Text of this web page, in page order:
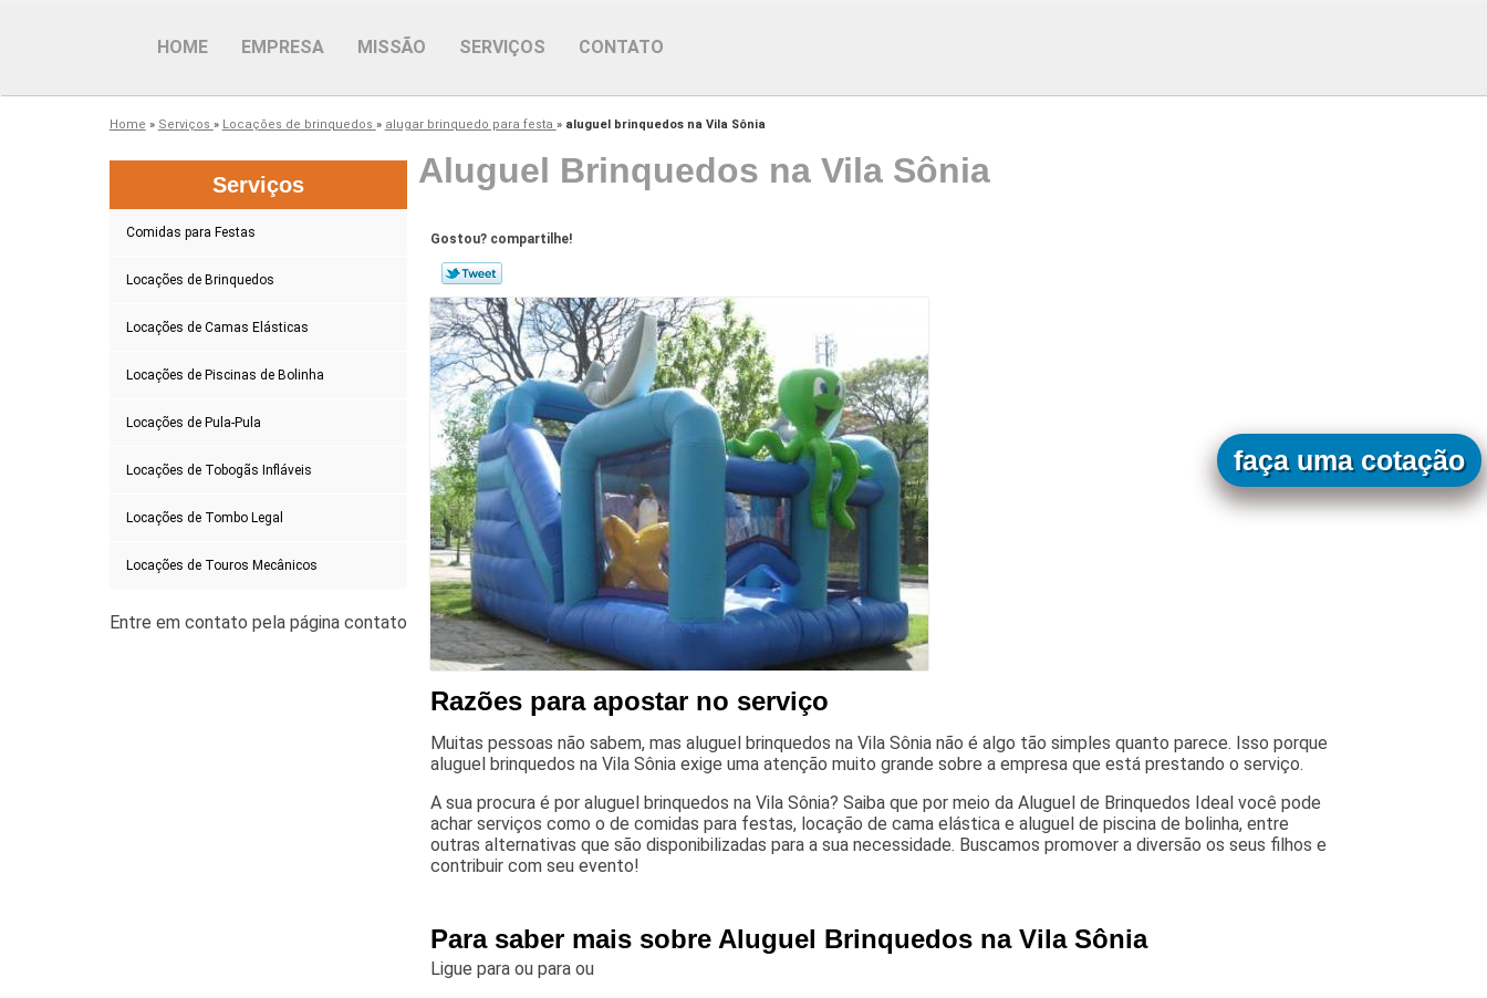
HOME EMPRESA MISSÃO SERVIÇOS CONTATO
Home » Serviços » Locações de brinquedos » alugar brinquedo para festa » aluguel brinquedos na Vila Sônia
Serviços
Comidas para Festas
Locações de Brinquedos
Locações de Camas Elásticas
Locações de Piscinas de Bolinha
Locações de Pula-Pula
Locações de Tobogãs Infláveis
Locações de Tombo Legal
Locações de Touros Mecânicos
Aluguel Brinquedos na Vila Sônia
Gostou? compartilhe!
Razões para apostar no serviço
Muitas pessoas não sabem, mas aluguel brinquedos na Vila Sônia não é algo tão simples quanto parece. Isso porque
aluguel brinquedos na Vila Sônia exige uma atenção muito grande sobre a empresa que está prestando o serviço.
A sua procura é por aluguel brinquedos na Vila Sônia? Saiba que por meio da Aluguel de Brinquedos Ideal você pode
achar serviços como o de comidas para festas, locação de cama elástica e aluguel de piscina de bolinha, entre
outras alternativas que são disponibilizadas para a sua necessidade. Buscamos promover a diversão os seus filhos e
contribuir com seu evento!
Para saber mais sobre Aluguel Brinquedos na Vila Sônia
Ligue paraou paraou
faça uma cotação